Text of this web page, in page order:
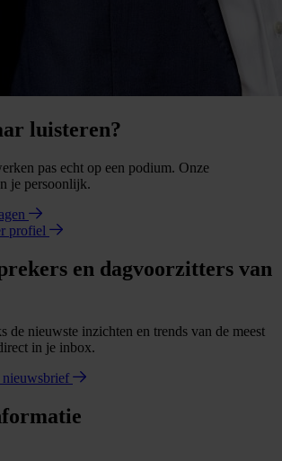
luisteren?
pas echt op een podium. Onze
je persoonlijk.
profiel
en dagvoorzitters van
de nieuwste inzichten en trends van de meest
in je inbox.